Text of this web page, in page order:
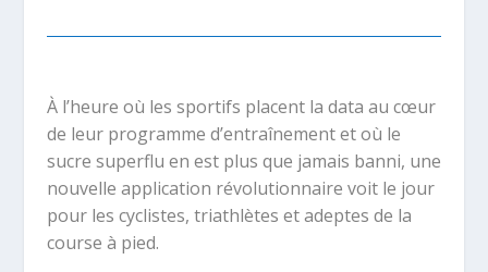
À l’heure où les sportifs placent la data au cœur
de leur programme d’entraînement et où le
sucre superflu en est plus que jamais banni, une
nouvelle application révolutionnaire voit le jour
pour les cyclistes, triathlètes et adeptes de la
course à pied.